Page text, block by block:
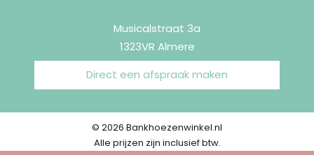
Musicalstraat 3a
1323VR Almere
Direct een afspraak maken
© 2026 Bankhoezenwinkel.nl
Alle prijzen zijn inclusief btw.